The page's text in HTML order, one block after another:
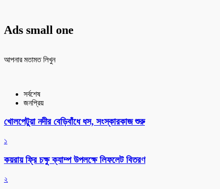
Ads small one
আপনার মতামত লিখুন
সর্বশেষ
জনপ্রিয়
খোলপেটুয়া নদীর বেড়িবাঁধে ধস, সংস্কারকাজ শুরু
১
কয়রায় ফ্রি চক্ষু ক্যাম্প উপলক্ষে লিফলেট বিতরণ
২